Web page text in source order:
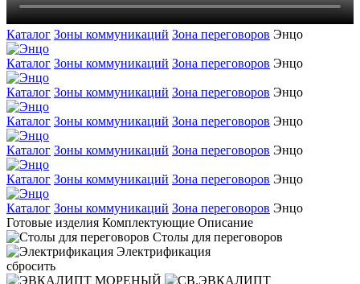
Каталог Зоны коммуникаций Зона переговоров Энцо
Каталог Зоны коммуникаций Зона переговоров Энцо
Каталог Зоны коммуникаций Зона переговоров Энцо
Каталог Зоны коммуникаций Зона переговоров Энцо
Каталог Зоны коммуникаций Зона переговоров Энцо
Каталог Зоны коммуникаций Зона переговоров Энцо
Каталог Зоны коммуникаций Зона переговоров Энцо
Готовые изделия Комплектующие Описание
Столы для переговоров
Электрификация
сбросить